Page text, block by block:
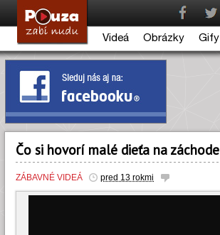
Videá Obrázky Gify
Čo si hovorí malé dieťa na záchode
ZÁBAVNÉ VIDEÁ pred 13 rokmi